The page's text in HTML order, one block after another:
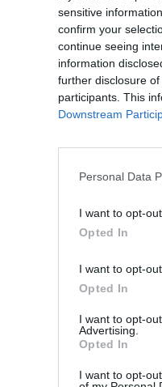
sensitive
confirm your
continue seeing
information
further disclosure
participants. This
Downstream
Personal Data
I want to opt-
Opted In
I want to opt-
Opted In
I want to opt-
Advertising.
Opted In
I want to opt-
από το πρόγραμμα
μικροσωματιδίων
Πελοπόννησο,
συγκεντρώσεις της
μικρογραμμαρίων